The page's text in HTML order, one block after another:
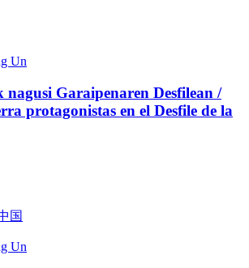
Un
Garaipenaren Desfilean /
protagonistas en el Desfile de la
国
Un